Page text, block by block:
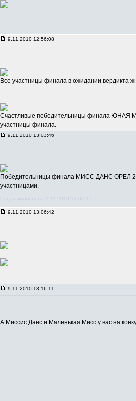
9.11.2010 12:56:08
Все участницы финала в ожидании вердикта
Счастливые победительницы финала ЮНАЯ
участницы финала.
9.11.2010 13:03:46
Победительницы финала МИСС ДАНС ОРЕЛ
участницами.
Редактировалось: 9.11.2010 13:07:17
9.11.2010 13:06:42
9.11.2010 13:16:11
А Миссис Данс и Маленькая Мисс у вас на